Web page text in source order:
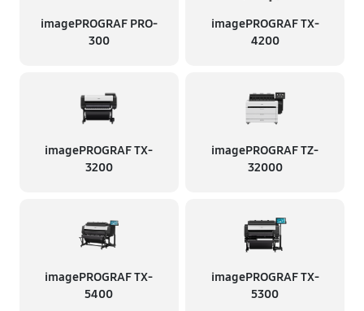
imagePROGRAF PRO-
300
imagePROGRAF TX-
4200
imagePROGRAF TX-
3200
imagePROGRAF TZ-
32000
imagePROGRAF TX-
5400
imagePROGRAF TX-
5300